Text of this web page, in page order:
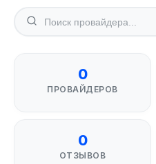
0
ПРОВАЙДЕРОВ
0
ОТЗЫВОВ